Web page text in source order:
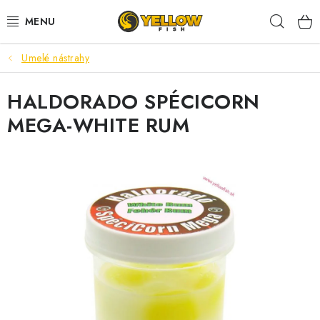
na
NOVINKY 2026
LETNÉ ZĽAVY
HALDORADO
KRMIVÁ,NÁSTRAHY
Umelé nástrahy
HALDORADO SPÉCICORN
MEGA-WHITE RUM